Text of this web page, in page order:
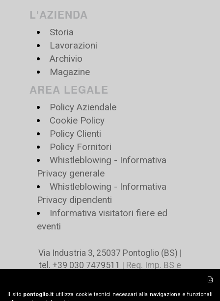
L'AZIENDA
Storia
Lavorazioni
Archivio
Magazine
AREA LEGALE
Policy Aziendale
Cookie Policy
Policy Clienti
Policy Fornitori
Whistleblowing - Informativa
Privacy generale
Whistleblowing - Informativa
Privacy dipendenti
Informativa visitatori fiere ed
eventi
Via Industria 3, 25037 Pontoglio (BS)
tel. +39 030 7479511
| Reg. Imp. BS e
00729460980 | Cap. Soc. € 4.416.000 i.v |
Il sito pontoglio.it utilizza cookie tecnici necessari alla navigazione e funzionali